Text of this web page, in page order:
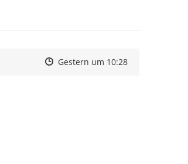
Zeitpunkt des Erstellens
Zeitpunkt des Erstellens
Gestern um 10:28Zur Äußerung